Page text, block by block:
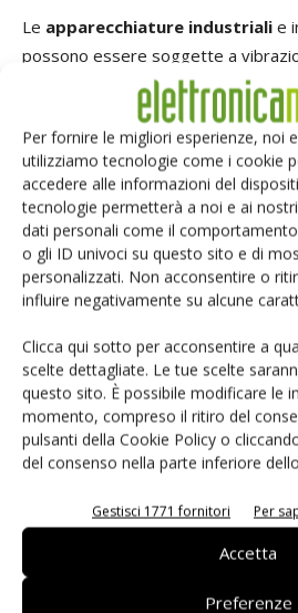
Per fornire le migliori esperienze, noi
utilizziamo tecnologie come i cookie
accedere alle informazioni del
tecnologie permetterà a noi e ai
dati personali come il
o gli ID univoci su questo sito e di
personalizzati. Non acconsentire o
influire negativamente su alcune
Clicca qui sotto per acconsentire a
scelte dettagliate. Le tue scelte
questo sito. È possibile modificare le
momento, compreso il ritiro del
pulsanti della Cookie Policy o
del consenso nella parte inferiore
Gestisci 1771 fornitori Per
Accetta
Preferenze
Le apparecchiature industriali e
possono essere soggette a
possibili danni ai pin dei
COSEL MH3 sono stampati in un
rafforzando le connessioni tra il PCB
modulo dc/dc, rendendo l'unità
utilizzata in applicazioni esigenti.
qualificata per i test di vibrazione:
(10G), periodo di 3 minuti, 60minuti
X, Y e Z e shock: 490.3m/s2 (50G)
lungo gli assi X, Y e Z.
La serie MH3 ha ricevuto
per applicazioni medicali che
EN62368-1, c-UL (equivalente a
No.62368-1), ANSI/AAMI ES60601-
Per ridurre lo spazio sulla scheda
prodotta in un
[0,87X0,48X0,38 pollici] (WXHXD) e